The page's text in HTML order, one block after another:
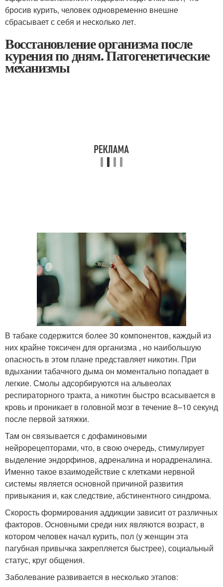
бросив курить, человек одновременно внешне
сбрасывает с себя и несколько лет.
Восстановление организма после
курения по дням. Патогенетические
механизмы
В табаке содержится более 30 компонентов, каждый из
них крайне токсичен для организма , но наибольшую
опасность в этом плане представляет никотин. При
вдыхании табачного дыма он моментально попадает в
легкие. Смолы адсорбируются на альвеолах
респираторного тракта, а никотин быстро всасывается в
кровь и проникает в головной мозг в течение 8–10 секунд
после первой затяжки.
Там он связывается с дофаминовыми
нейрорецепторами, что, в свою очередь, стимулирует
выделение эндорфинов, адреналина и норадреналина.
Именно такое взаимодействие с клетками нервной
системы является основной причиной развития
привыкания и, как следствие, абстинентного синдрома.
Скорость формирования аддикции зависит от различных
факторов. Основными среди них являются возраст, в
котором человек начал курить, пол (у женщин эта
пагубная привычка закрепляется быстрее), социальный
статус, круг общения.
Заболевание развивается в несколько этапов: